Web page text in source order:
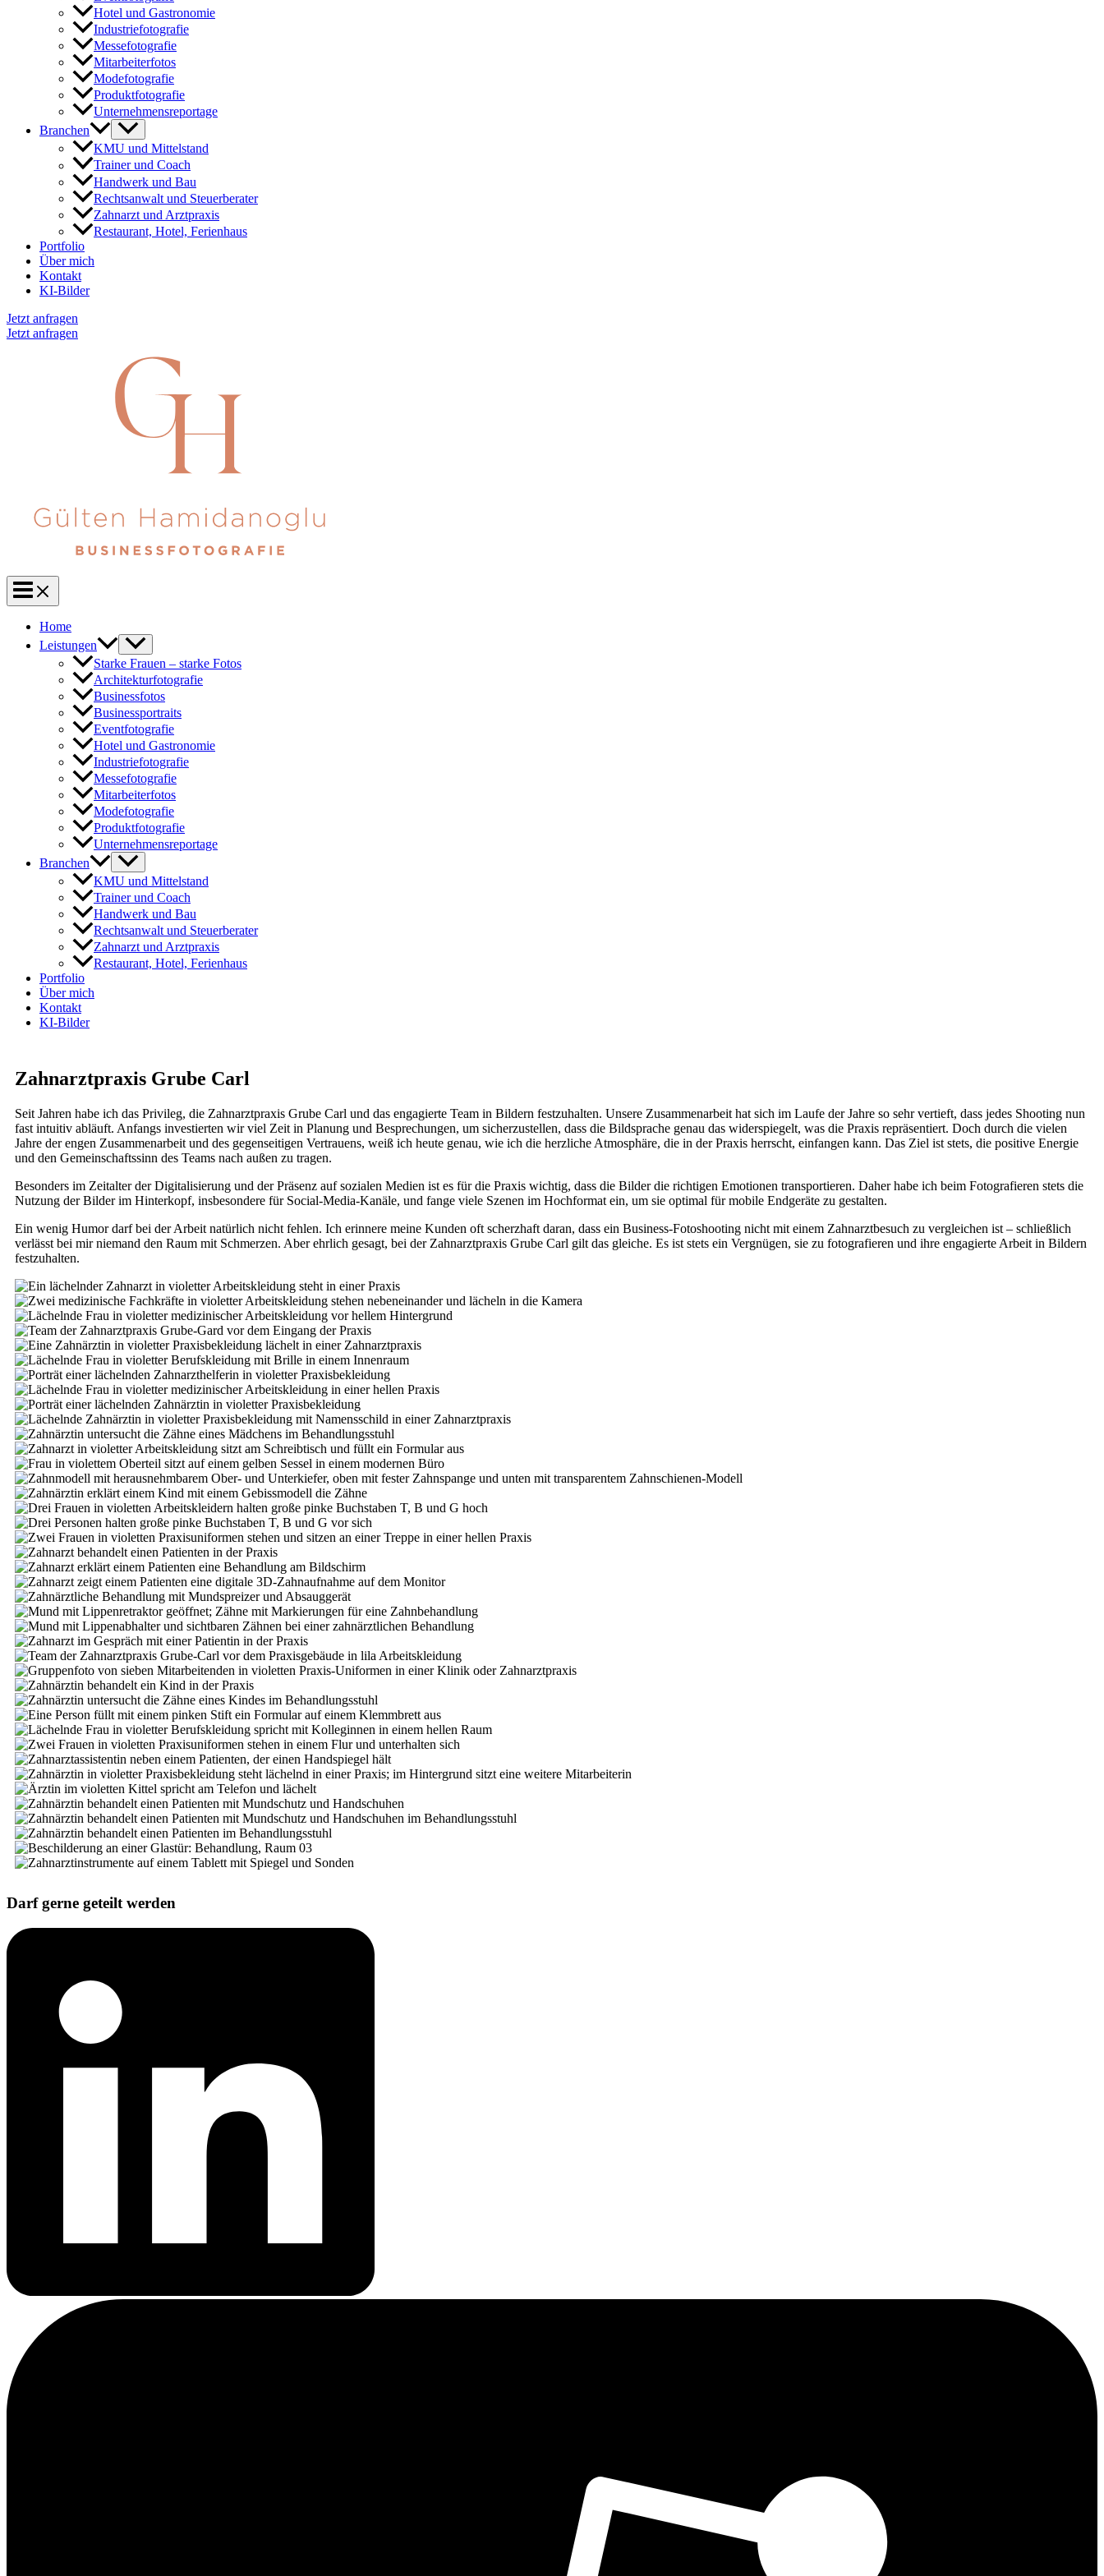
Hotel und Gastronomie
Industriefotografie
Messefotografie
Mitarbeiterfotos
Modefotografie
Produktfotografie
Unternehmensreportage
Branchen
KMU und Mittelstand
Trainer und Coach
Handwerk und Bau
Rechtsanwalt und Steuerberater
Zahnarzt und Arztpraxis
Restaurant, Hotel, Ferienhaus
Portfolio
Über mich
Kontakt
KI-Bilder
Jetzt anfragen
Jetzt anfragen
Home
Leistungen
Starke Frauen – starke Fotos
Architekturfotografie
Businessfotos
Businessportraits
Eventfotografie
Hotel und Gastronomie
Industriefotografie
Messefotografie
Mitarbeiterfotos
Modefotografie
Produktfotografie
Unternehmensreportage
Branchen
KMU und Mittelstand
Trainer und Coach
Handwerk und Bau
Rechtsanwalt und Steuerberater
Zahnarzt und Arztpraxis
Restaurant, Hotel, Ferienhaus
Portfolio
Über mich
Kontakt
KI-Bilder
Zahnarztpraxis Grube Carl
Seit Jahren habe ich das Privileg, die Zahnarztpraxis Grube Carl und das engagierte Team in Bildern festzuhalten. Unsere Zusammenarbeit hat sich im Laufe der Jahre so sehr vertieft, dass jedes Shooting nun
fast intuitiv abläuft. Anfangs investierten wir viel Zeit in Planung und Besprechungen, um sicherzustellen, dass die Bildsprache genau das widerspiegelt, was die Praxis repräsentiert. Doch durch die vielen
Jahre der engen Zusammenarbeit und des gegenseitigen Vertrauens, weiß ich heute genau, wie ich die herzliche Atmosphäre, die in der Praxis herrscht, einfangen kann. Das Ziel ist stets, die positive Energie
und den Gemeinschaftssinn des Teams nach außen zu tragen.
Besonders im Zeitalter der Digitalisierung und der Präsenz auf sozialen Medien ist es für die Praxis wichtig, dass die Bilder die richtigen Emotionen transportieren. Daher habe ich beim Fotografieren stets die
Nutzung der Bilder im Hinterkopf, insbesondere für Social-Media-Kanäle, und fange viele Szenen im Hochformat ein, um sie optimal für mobile Endgeräte zu gestalten.
Ein wenig Humor darf bei der Arbeit natürlich nicht fehlen. Ich erinnere meine Kunden oft scherzhaft daran, dass ein Business-Fotoshooting nicht mit einem Zahnarztbesuch zu vergleichen ist – schließlich
verlässt bei mir niemand den Raum mit Schmerzen. Aber ehrlich gesagt, bei der Zahnarztpraxis Grube Carl gilt das gleiche. Es ist stets ein Vergnügen, sie zu fotografieren und ihre engagierte Arbeit in Bildern
festzuhalten.
Darf gerne geteilt werden